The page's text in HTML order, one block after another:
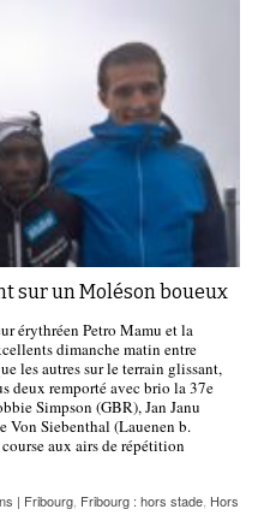
sur un Moléson boueux
érythréen Petro Mamu et la
dimanche matin entre
les autres sur le terrain glissant,
deux remporté avec brio la 37e
Simpson (GBR), Jan Janu
Von Siebenthal (Lauenen b.
aux airs de répétition
| Fribourg Fribourg : hors stade Hors